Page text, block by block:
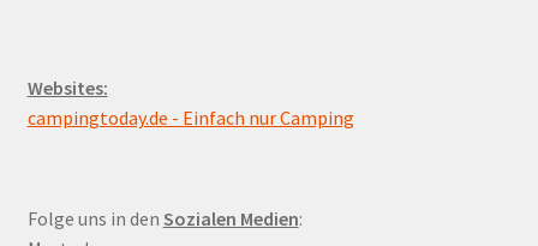
Websites:
campingtoday.de - Einfach nur Camping
Folge uns in den Sozialen Medien: